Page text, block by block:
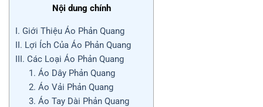
Nội dung chính
I. Giới Thiệu Áo Phản Quang
II. Lợi Ích Của Áo Phản Quang
III. Các Loại Áo Phản Quang
1. Áo Dây Phản Quang
2. Áo Vải Phản Quang
3. Áo Tay Dài Phản Quang